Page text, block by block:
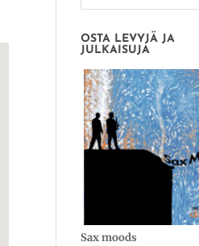
OSTA LEVYJÄ JA
JULKAISUJA
Sax moods